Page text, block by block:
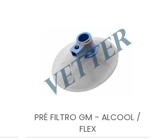
PRÉ FILTRO GM - ALCOOL /
FLEX